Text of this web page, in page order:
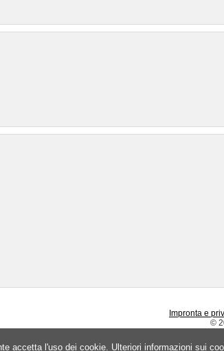
Impronta e
©
accetta l'uso dei cookie. Ulteriori informazioni sui